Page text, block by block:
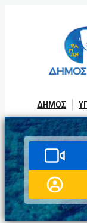
ΔΗΜΟΣ